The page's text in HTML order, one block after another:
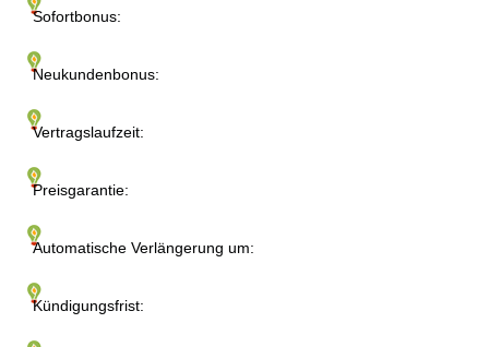
Sofortbonus:
Neukundenbonus:
Vertragslaufzeit:
Preisgarantie:
Automatische Verlängerung um:
Kündigungsfrist: